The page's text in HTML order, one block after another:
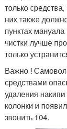
только
них также
пунктах
чистки лучше
только
Важно !
средствами
удаления
колонки и
звонить 104.